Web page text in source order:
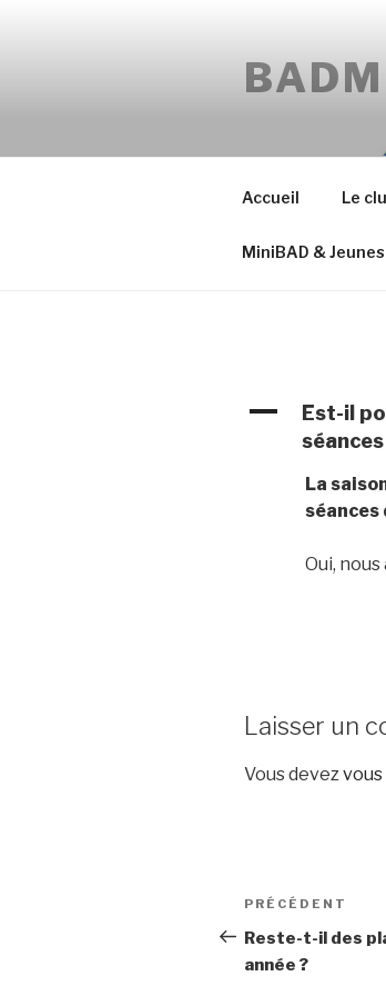
Accueil Le
MiniBAD & Jeunes
A
Est-il
séances
La
séances
Oui,
Laisser un
Vous devez
Navigation
de
l’article
Article
précédent
PRÉCÉDENT
Reste-t-il des
année ?